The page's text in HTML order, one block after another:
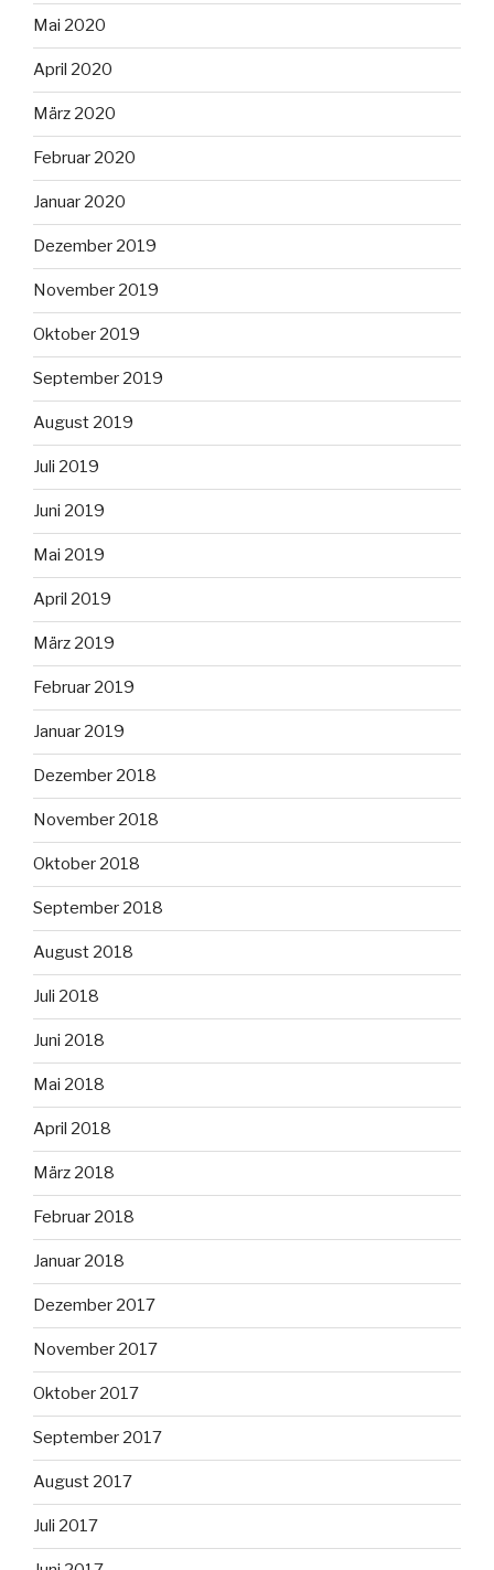
Mai 2020
April 2020
März 2020
Februar 2020
Januar 2020
Dezember 2019
November 2019
Oktober 2019
September 2019
August 2019
Juli 2019
Juni 2019
Mai 2019
April 2019
März 2019
Februar 2019
Januar 2019
Dezember 2018
November 2018
Oktober 2018
September 2018
August 2018
Juli 2018
Juni 2018
Mai 2018
April 2018
März 2018
Februar 2018
Januar 2018
Dezember 2017
November 2017
Oktober 2017
September 2017
August 2017
Juli 2017